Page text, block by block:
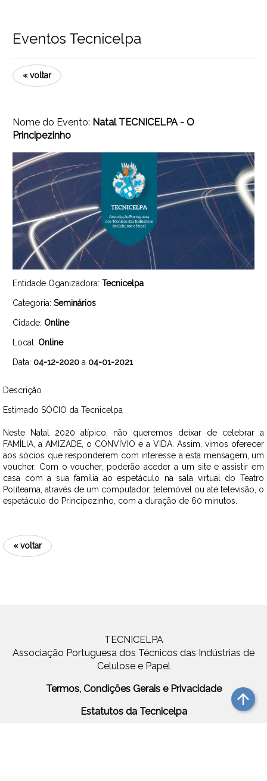
arrow_upward
Eventos Tecnicelpa
« voltar
Nome do Evento: Natal TECNICELPA - O
Principezinho
Entidade Oganizadora: Tecnicelpa
Categoria: Seminários
Cidade: Online
Local: Online
Data: 04-12-2020 a 04-01-2021
Descrição
Estimado SÓCIO da Tecnicelpa
Neste Natal 2020 atípico, não queremos deixar de celebrar a
FAMÍLIA, a AMIZADE, o CONVÍVIO e a VIDA. Assim, vimos oferecer
aos sócios que responderem com interesse a esta mensagem, um
voucher. Com o voucher, poderão aceder a um site e assistir em
casa com a sua família ao espetáculo na sala virtual do Teatro
Politeama, através de um computador, telemóvel ou até televisão, o
espetáculo do Principezinho, com a duração de 60 minutos.
« voltar
TECNICELPA
Associação Portuguesa dos Técnicos das Indústrias de
Celulose e Papel
Termos, Condições Gerais e Privacidade
Estatutos da Tecnicelpa